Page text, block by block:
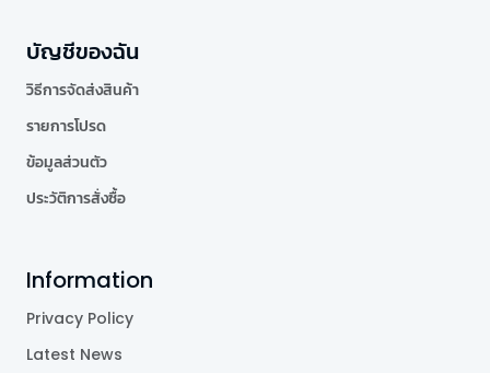
บัญชีของฉัน
วิธีการจัดส่งสินค้า
รายการโปรด
ข้อมูลส่วนตัว
ประวัติการสั่งซื้อ
Information
Privacy Policy
Latest News